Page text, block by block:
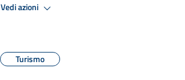
Vedi azioni
Turismo